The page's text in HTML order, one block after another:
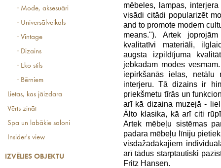
· Mode, aksesuāri
· Universālveikals
· Vintage
· Dizains
· Eko stils
· Bērniem
Lietas, kas jāizdara
Vērts zināt
Spa un labākie saloni
Insider's view
IZVĒLIES OBJEKTU
mēbeles, lampas,
visādi citādi popularizēt
and to promote modern
means."). Artek
kvalitatīvi materiāli,
augsta izpildījuma
jebkādām modes
iepirkšanās ielas,
interjeru. Tā dizains ir
priekšmetu tīrās un
arī kā dizaina muzejā -
Ālto klasika, kā arī citi
Artek mēbeļu sistēmas
padara mēbeļu līniju
visdažādākajiem
arī tādus starptautiski
Fritz Hansen.